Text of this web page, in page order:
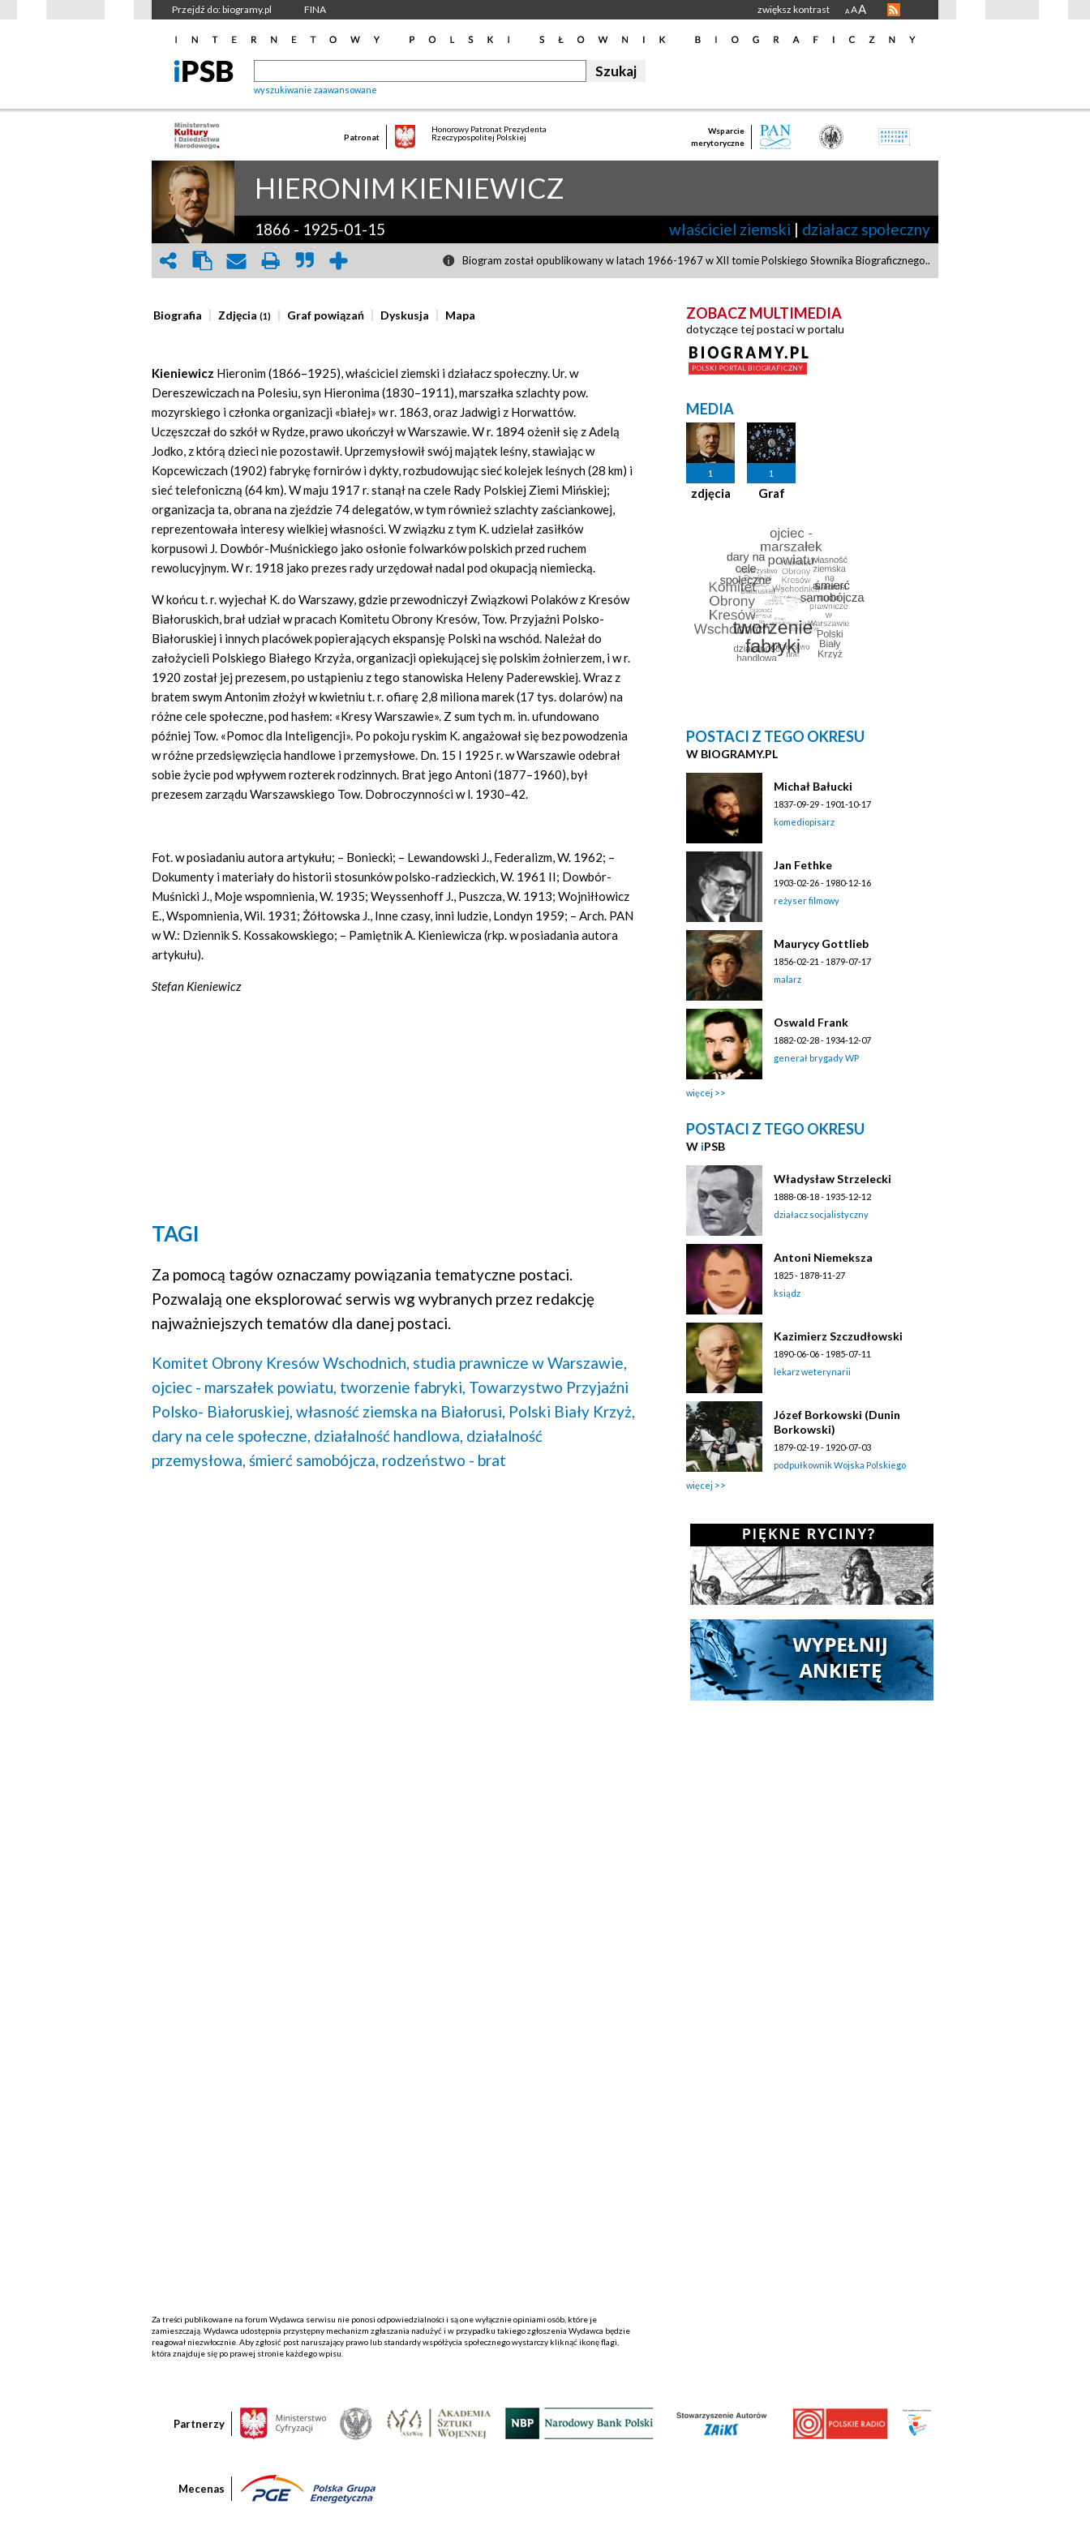
Przejdź do: biogramy.pl FINA zwiększ kontrast A AA
wyszukiwanie zaawansowane
Patronat
Honorowy Patronat Prezydenta
Rzeczypospolitej Polskiej
Wsparcie
merytoryczne
HIERONIM KIENIEWICZ
1866 - 1925-01-15 właściciel ziemski | działacz społeczny
Biogram został opublikowany w latach 1966-1967 w XII tomie Polskiego Słownika Biograficznego..
Biografia Zdjęcia(1) Graf powiązań Dyskusja Mapa
Kieniewicz Hieronim (1866–1925), właściciel ziemski i działacz społeczny. Ur. w
Dereszewiczach na Polesiu, syn Hieronima (1830–1911), marszałka szlachty pow.
mozyrskiego i członka organizacji «białej» w r. 1863, oraz Jadwigi z Horwattów.
Uczęszczał do szkół w Rydze, prawo ukończył w Warszawie. W r. 1894 ożenił się z Adelą
Jodko, z którą dzieci nie pozostawił. Uprzemysłowił swój majątek leśny, stawiając w
Kopcewiczach (1902) fabrykę fornirów i dykty, rozbudowując sieć kolejek leśnych (28 km) i
sieć telefoniczną (64 km). W maju 1917 r. stanął na czele Rady Polskiej Ziemi Mińskiej;
organizacja ta, obrana na zjeździe 74 delegatów, w tym również szlachty zaściankowej,
reprezentowała interesy wielkiej własności. W związku z tym K. udzielał zasiłków
korpusowi J. Dowbór-Muśnickiego jako osłonie folwarków polskich przed ruchem
rewolucyjnym. W r. 1918 jako prezes rady urzędował nadal pod okupacją niemiecką.
W końcu t. r. wyjechał K. do Warszawy, gdzie przewodniczył Związkowi Polaków z Kresów
Białoruskich, brał udział w pracach Komitetu Obrony Kresów, Tow. Przyjaźni Polsko-
Białoruskiej i innych placówek popierających ekspansję Polski na wschód. Należał do
założycieli Polskiego Białego Krzyża, organizacji opiekującej się polskim żołnierzem, i w r.
1920 został jej prezesem, po ustąpieniu z tego stanowiska Heleny Paderewskiej. Wraz z
bratem swym Antonim złożył w kwietniu t. r. ofiarę 2,8 miliona marek (17 tys. dolarów) na
różne cele społeczne, pod hasłem: «Kresy Warszawie». Z sum tych m. in. ufundowano
później Tow. «Pomoc dla Inteligencji». Po pokoju ryskim K. angażował się bez powodzenia
w różne przedsięwzięcia handlowe i przemysłowe. Dn. 15 I 1925 r. w Warszawie odebrał
sobie życie pod wpływem rozterek rodzinnych. Brat jego Antoni (1877–1960), był
prezesem zarządu Warszawskiego Tow. Dobroczynności w l. 1930–42.
Fot. w posiadaniu autora artykułu; – Boniecki; – Lewandowski J., Federalizm, W. 1962; –
Dokumenty i materiały do historii stosunków polsko-radzieckich, W. 1961 II; Dowbór-
Muśnicki J., Moje wspomnienia, W. 1935; Weyssenhoff J., Puszcza, W. 1913; Wojniłłowicz
E., Wspomnienia, Wil. 1931; Żółtowska J., Inne czasy, inni ludzie, Londyn 1959; – Arch. PAN
w W.: Dziennik S. Kossakowskiego; – Pamiętnik A. Kieniewicza (rkp. w posiadania autora
artykułu).
Stefan Kieniewicz
TAGI
Za pomocą tagów oznaczamy powiązania tematyczne postaci.
Pozwalają one eksplorować serwis wg wybranych przez redakcję
najważniejszych tematów dla danej postaci.
Komitet Obrony Kresów Wschodnich, studia prawnicze w Warszawie,
ojciec - marszałek powiatu, tworzenie fabryki, Towarzystwo Przyjaźni
Polsko- Białoruskiej, własność ziemska na Białorusi, Polski Biały Krzyż,
dary na cele społeczne, działalność handlowa, działalność
przemysłowa, śmierć samobójcza, rodzeństwo - brat
Za treści publikowane na forum Wydawca serwisu nie ponosi odpowiedzialności i są one wyłącznie opiniami osób, które je
zamieszczają. Wydawca udostępnia przystępny mechanizm zgłaszania nadużyć i w przypadku takiego zgłoszenia Wydawca będzie
reagował niezwłocznie. Aby zgłosić post naruszający prawo lub standardy współżycia społecznego wystarczy kliknąć ikonę flagi,
która znajduje się po prawej stronie każdego wpisu.
ZOBACZ MULTIMEDIA
dotyczące tej postaci w portalu
MEDIA
1
zdjęcia
1
Graf
POSTACI Z TEGO OKRESU
W BIOGRAMY.PL
Michał Bałucki
1837-09-29 - 1901-10-17
komediopisarz
Jan Fethke
1903-02-26 - 1980-12-16
reżyser filmowy
Maurycy Gottlieb
1856-02-21 - 1879-07-17
malarz
Oswald Frank
1882-02-28 - 1934-12-07
generał brygady WP
więcej
POSTACI Z TEGO OKRESU
W iPSB
Władysław Strzelecki
1888-08-18 - 1935-12-12
działacz socjalistyczny
Antoni Niemeksza
1825 - 1878-11-27
ksiądz
Kazimierz Szczudłowski
1890-06-06 - 1985-07-11
lekarz weterynarii
Józef Borkowski (Dunin
Borkowski)
1879-02-19 - 1920-07-03
podpułkownik Wojska Polskiego
więcej
Partnerzy
Mecenas